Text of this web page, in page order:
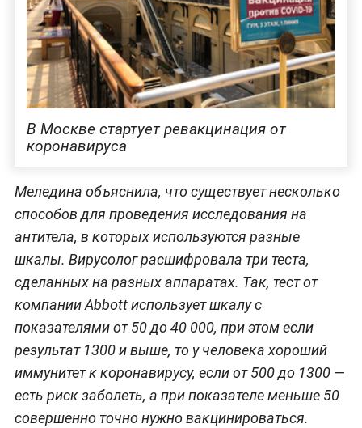
В Москве стартует ревакцинация от
коронавируса
Меледина объяснила, что существует несколько
способов для проведения исследования на
антитела, в которых используются разные
шкалы. Вирусолог расшифровала три теста,
сделанных на разных аппаратах. Так, тест от
компании Abbott использует шкалу с
показателями от 50 до 40 000, при этом если
результат 1300 и выше, то у человека хороший
иммунитет к коронавирусу, если от 500 до 1300 —
есть риск заболеть, а при показателе меньше 50
совершенно точно нужно вакцинироваться.